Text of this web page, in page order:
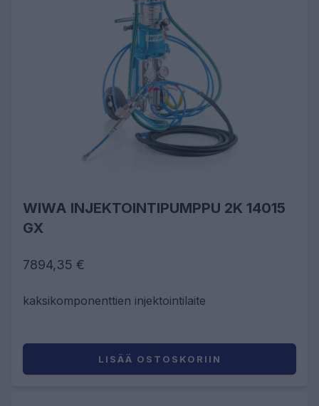
WIWA INJEKTOINTIPUMPPU 2K 14015
GX
7894,35 €
kaksikomponenttien injektointilaite
LISÄÄ OSTOSKORIIN